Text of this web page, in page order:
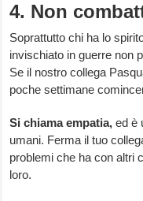
4. Non
Soprattutto chi ha lo
invischiato in guerre non
Se il nostro collega
poche settimane
Si chiama empatia,ed è
umani. Ferma il tuo
problemi che ha con altri
loro.